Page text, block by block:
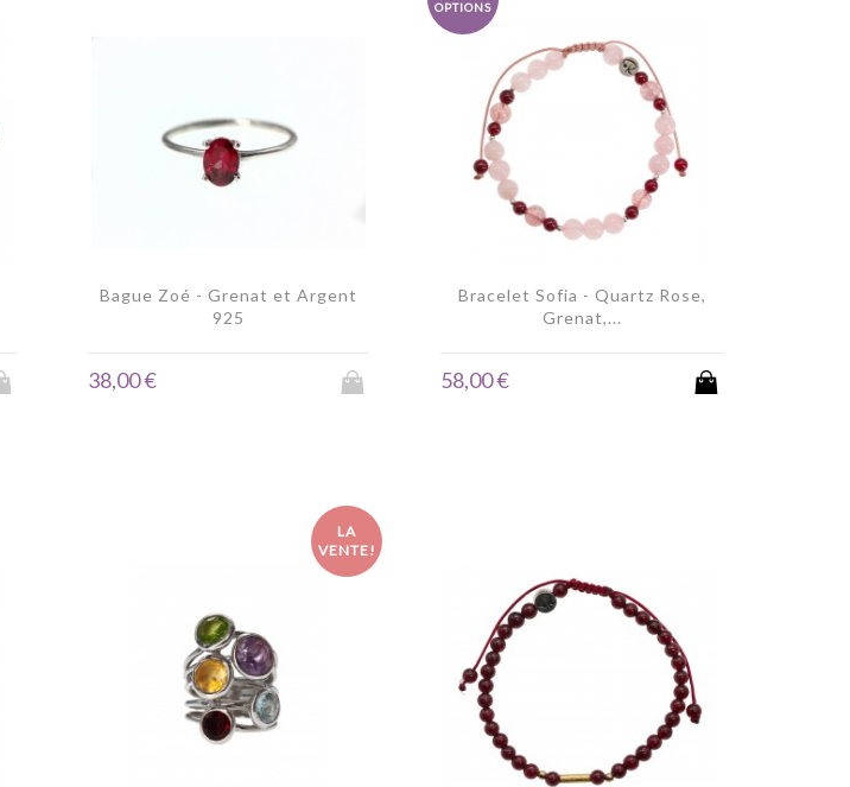
Bague Zoé - Grenat et Argent
925
38,00 €
OPTIONS
Bracelet Sofia - Quartz Rose,
Grenat,...
58,00 €
LA
VENTE!